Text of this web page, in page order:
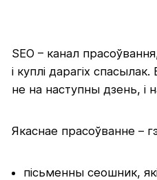
SEO – канал
і куплі дарагіх
не на наступны дзень, і
Якаснае прасоўванне –
пісьменны сеошник,